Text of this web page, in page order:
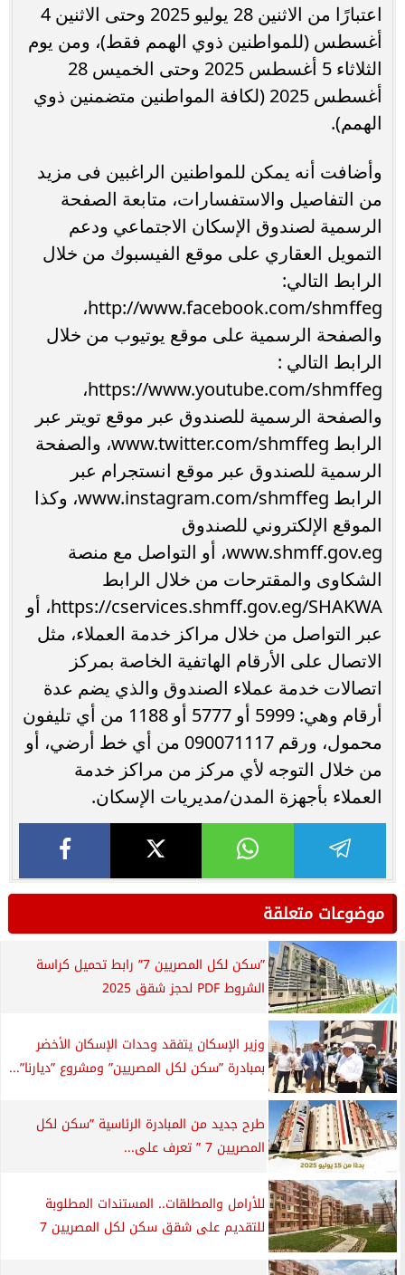
اعتبارًا من الاثنين 28 يوليو 2025 وحتى الاثنين 4
أغسطس (للمواطنين ذوي الهمم فقط)، ومن يوم
الثلاثاء 5 أغسطس 2025 وحتى الخميس 28
أغسطس 2025 (لكافة المواطنين متضمنين ذوي
الهمم).
وأضافت أنه يمكن للمواطنين الراغبين فى مزيد
من التفاصيل والاستفسارات، متابعة الصفحة
الرسمية لصندوق الإسكان الاجتماعي ودعم
التمويل العقاري على موقع الفيسبوك من خلال
الرابط التالي:
http://www.facebook.com/shmffeg،
والصفحة الرسمية على موقع يوتيوب من خلال
الرابط التالي :
https://www.youtube.com/shmffeg،
والصفحة الرسمية للصندوق عبر موقع تويتر عبر
الرابط www.twitter.com/shmffeg، والصفحة
الرسمية للصندوق عبر موقع انستجرام عبر
الرابط www.instagram.com/shmffeg، وكذا
الموقع الإلكتروني للصندوق
www.shmff.gov.eg، أو التواصل مع منصة
الشكاوى والمقترحات من خلال الرابط
https://cservices.shmff.gov.eg/SHAKWA، أو
عبر التواصل من خلال مراكز خدمة العملاء، مثل
الاتصال على الأرقام الهاتفية الخاصة بمركز
اتصالات خدمة عملاء الصندوق والذي يضم عدة
أرقام وهي: 5999 أو 5777 أو 1188 من أي تليفون
محمول، ورقم 090071117 من أي خط أرضي، أو
من خلال التوجه لأي مركز من مراكز خدمة
العملاء بأجهزة المدن/مديريات الإسكان.
موضوعات متعلقة
”سكن لكل المصريين 7” رابط تحميل كراسة
الشروط PDF لحجز شقق 2025
وزير الإسكان يتفقد وحدات الإسكان الأخضر
بمبادرة ”سكن لكل المصريين” ومشروع ”ديارنا”...
طرح جديد من المبادرة الرئاسية ”سكن لكل
المصريين 7 ” تعرف على...
للأرامل والمطلقات.. المستندات المطلوبة
للتقديم على شقق سكن لكل المصريين 7